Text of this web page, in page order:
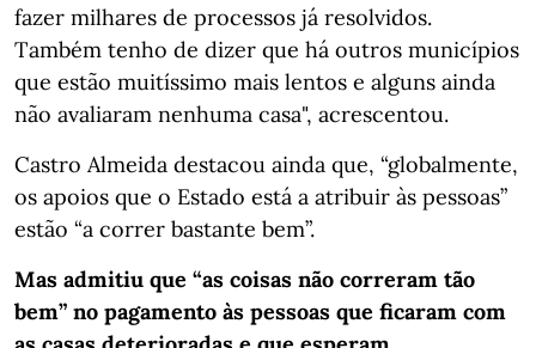
fazer milhares de processos já resolvidos.
Também tenho de dizer que há outros municípios
que estão muitíssimo mais lentos e alguns ainda
não avaliaram nenhuma casa", acrescentou.
Castro Almeida destacou ainda que, “globalmente,
os apoios que o Estado está a atribuir às pessoas”
estão “a correr bastante bem”.
Mas admitiu que “as coisas não correram tão
bem” no pagamento às pessoas que ficaram com